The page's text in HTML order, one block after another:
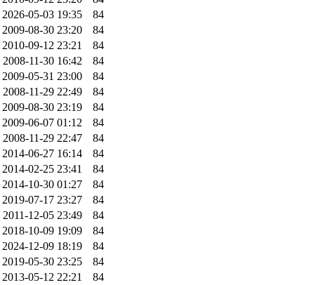
2026-05-03 19:35
84
2009-08-30 23:20
84
2010-09-12 23:21
84
2008-11-30 16:42
84
2009-05-31 23:00
84
2008-11-29 22:49
84
2009-08-30 23:19
84
2009-06-07 01:12
84
2008-11-29 22:47
84
2014-06-27 16:14
84
2014-02-25 23:41
84
2014-10-30 01:27
84
2019-07-17 23:27
84
2011-12-05 23:49
84
2018-10-09 19:09
84
2024-12-09 18:19
84
2019-05-30 23:25
84
2013-05-12 22:21
84